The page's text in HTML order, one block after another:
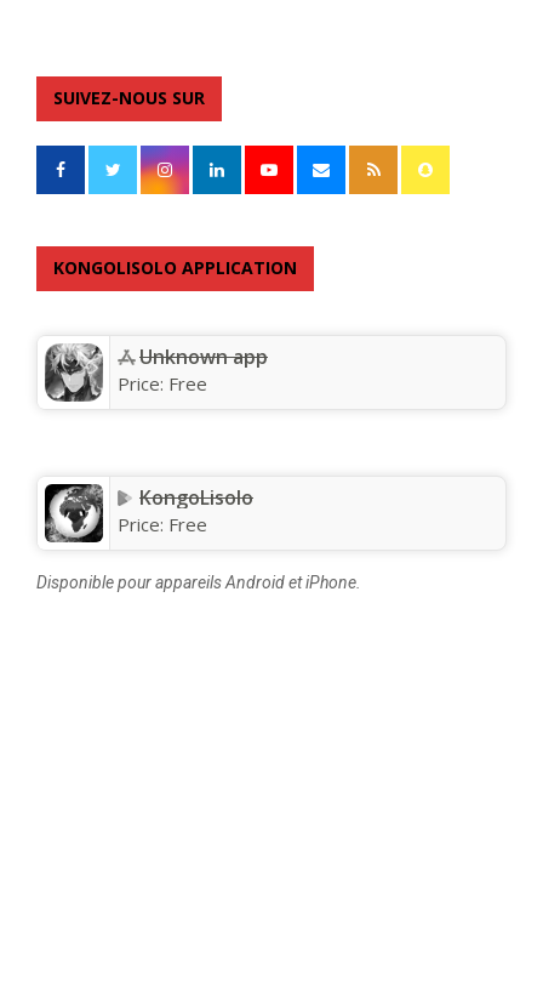
SUIVEZ-NOUS SUR
KONGOLISOLO APPLICATION
Unknown app
Price: Free
KongoLisolo
Price: Free
Disponible pour appareils Android et iPhone.